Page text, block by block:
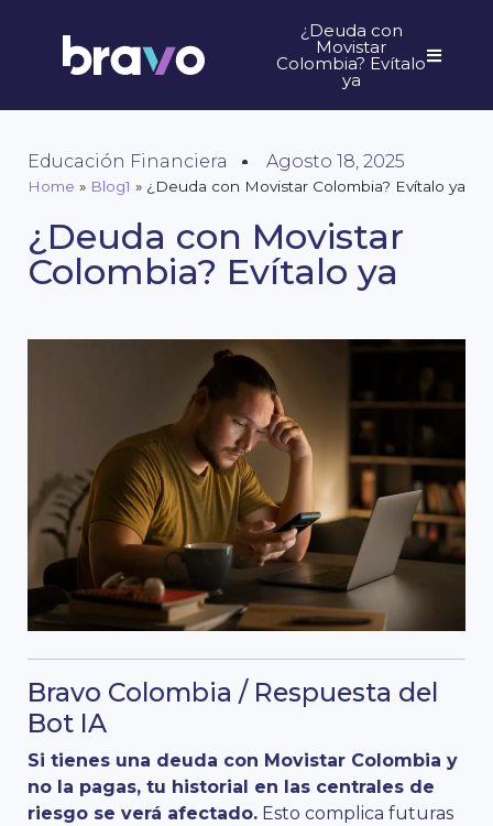
¿Deuda con
Movistar
Colombia? Evítalo
ya
Educación Financiera Agosto 18, 2025
Home » Blog1 » ¿Deuda con Movistar Colombia? Evítalo ya
¿Deuda con Movistar
Colombia? Evítalo ya
Bravo Colombia / Respuesta del
Bot IA
Si tienes una deuda con Movistar Colombia y
no la pagas, tu historial en las centrales de
riesgo se verá afectado. Esto complica futuras